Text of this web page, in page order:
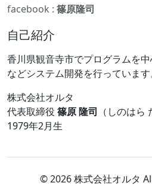
facebook : 篠原隆司
自己紹介
香川県観音寺市でプログラムを
などシステム開発を行っています
株式会社オルタ
代表取締役 篠原 隆司 （しのはら
1979年2月生
© 2026 株式会社オルタ